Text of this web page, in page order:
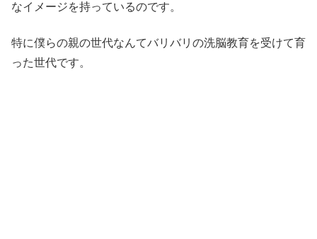
なイメージを持っているのです。
特に僕らの親の世代なんてバリバリの洗脳教育を受けて育
った世代です。